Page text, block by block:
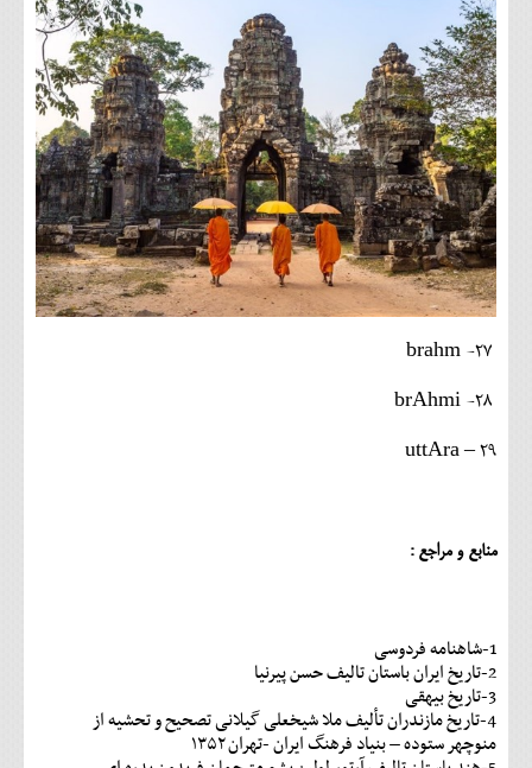
۲۷- brahm
۲۹ – uttAra
منابع و مراجع :
1-شاهنامه فردوسی
2-تاریخ ایران باستان تالیف حسن پیرنیا
3-تاریخ بیهقی
4-تاریخ مازندران تألیف ملا شیخعلی گیلانی تصحیح و تحشیه از
منوچهر ستوده – بنیاد فرهنگ ایران -تهران ۱۳۵۲